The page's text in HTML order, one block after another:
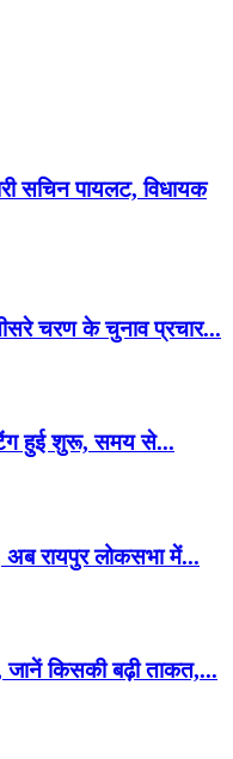
सचिन पायलट, विधायक
चरण के चुनाव प्रचार...
हुई शुरू, समय से...
अब रायपुर लोकसभा में...
जानें किसकी बढ़ी ताकत,...